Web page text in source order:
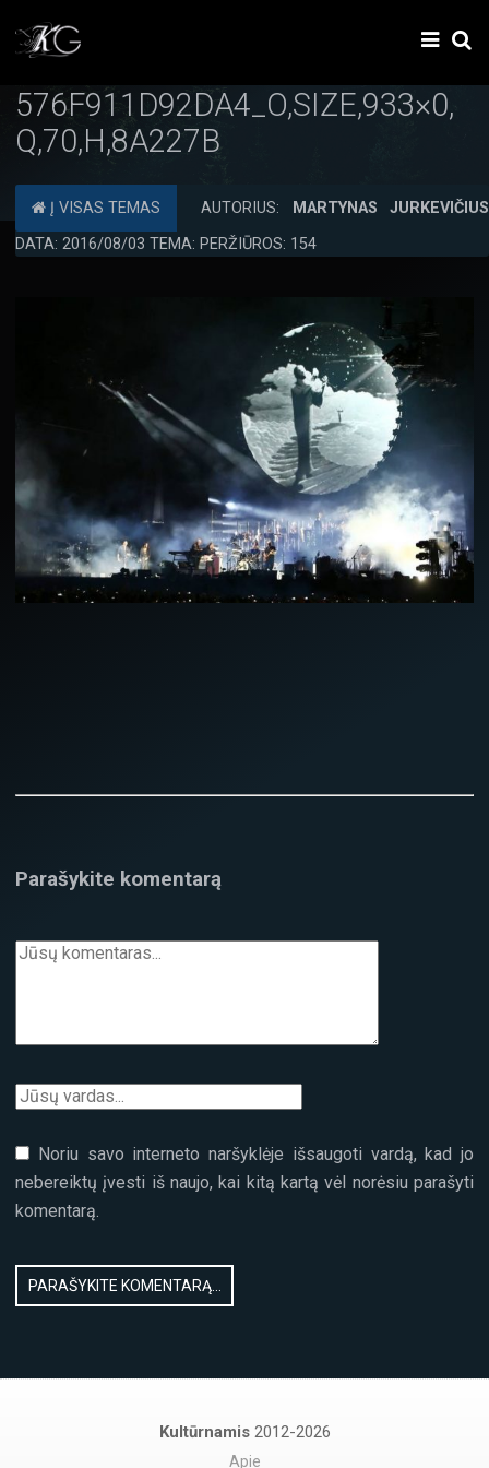
576F911D92DA4_O,SIZE,933×0,
Q,70,H,8A227B
Į VISAS TEMAS AUTORIUS:
MARTYNAS JURKEVIČIUS
DATA: 2016/08/03 TEMA: PERŽIŪROS: 154
Parašykite komentarą
Noriu savo interneto naršyklėje išsaugoti vardą, kad jo
nebereiktų įvesti iš naujo, kai kitą kartą vėl norėsiu parašyti
komentarą.
Kultūrnamis 2012-2026
Apie